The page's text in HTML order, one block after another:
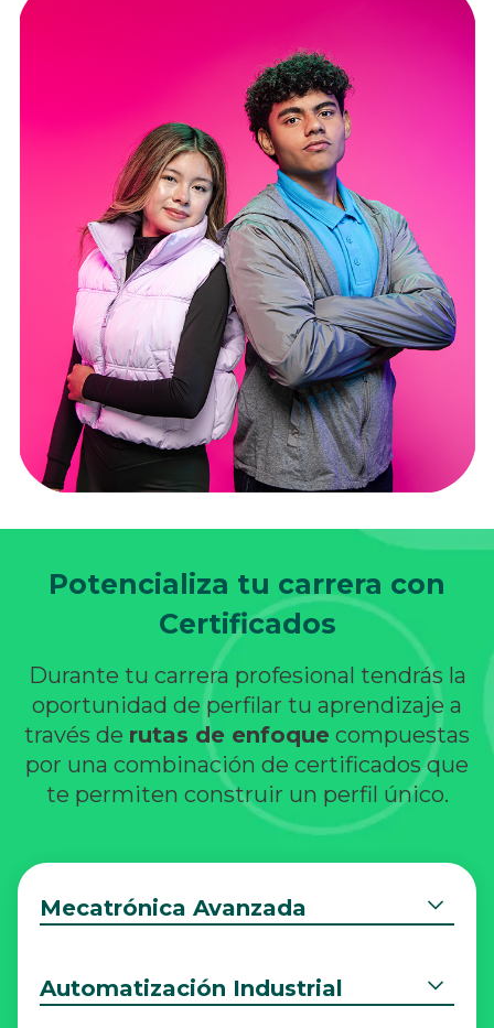
Potencializa tu carrera con
Certificados
Durante tu carrera profesional tendrás la
oportunidad de perfilar tu aprendizaje a
través de rutas de enfoque compuestas
por una combinación de certificados que
te permiten construir un perfil único.
Mecatrónica Avanzada
Automatización Industrial